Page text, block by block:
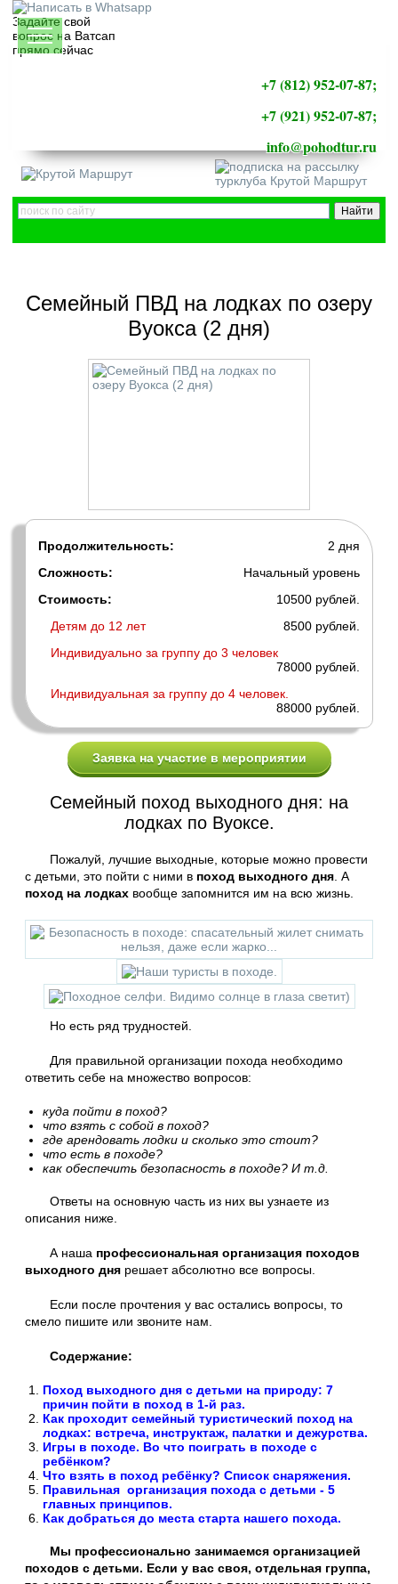
Задайте свой
вопрос на Ватсап
прямо сейчас
+7 (812) 952-07-87;
+7 (921) 952-07-87;
info@pohodtur.ru
Семейный ПВД на лодках по озеру
Вуокса (2 дня)
Продолжительность:
2 дня
Сложность:
Начальный уровень
Стоимость:
10500 рублей.
Детям до 12 лет
8500 рублей.
Индивидуально за группу до 3 человек
78000 рублей.
Индивидуальная за группу до 4 человек.
88000 рублей.
Семейный поход выходного дня: на
лодках по Вуоксе.
Пожалуй, лучшие выходные, которые можно провести
с детьми, это пойти с ними в поход выходного дня. А
поход на лодках вообще запомнится им на всю жизнь.
Но есть ряд трудностей.
Для правильной организации похода необходимо
ответить себе на множество вопросов:
куда пойти в поход?
что взять с собой в поход?
где арендовать лодки и сколько это стоит?
что есть в походе?
как обеспечить безопасность в походе? И т.д.
Ответы на основную часть из них вы узнаете из
описания ниже.
А наша профессиональная организация походов
выходного дня решает абсолютно все вопросы.
Если после прочтения у вас остались вопросы, то
смело пишите или звоните нам.
Содержание:
Поход выходного дня с детьми на природу: 7
причин пойти в поход в 1-й раз.
Как проходит семейный туристический поход на
лодках: встреча, инструктаж, палатки и дежурства.
Игры в походе. Во что поиграть в походе с
ребёнком?
Что взять в поход ребёнку? Список снаряжения.
Правильная организация похода с детьми - 5
главных принципов.
Как добраться до места старта нашего похода.
Мы профессионально занимаемся организацией
походов с детьми. Если у вас своя, отдельная группа,